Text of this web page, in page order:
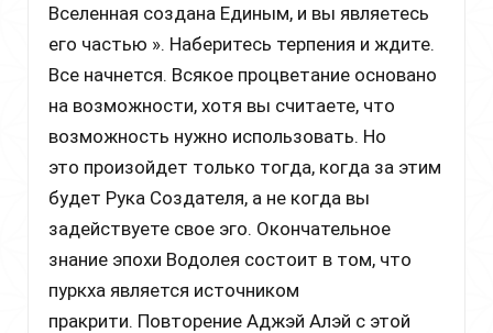
Вселенная создана Единым, и вы являетесь
его частью ». Наберитесь терпения и ждите.
Все начнется. Всякое процветание основано
на возможности, хотя вы считаете, что
возможность нужно использовать. Но
это произойдет только тогда, когда за этим
будет Рука Создателя, а не когда вы
задействуете свое эго. Окончательное
знание эпохи Водолея состоит в том, что
пуркха является источником
пракрити. Повторение Аджэй Алэй с этой